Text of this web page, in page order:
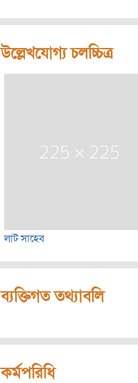
উল্লেখযোগ্য চলচ্চিত্র
লাট সাহেব
ব্যক্তিগত তথ্যাবলি
কর্মপরিধি